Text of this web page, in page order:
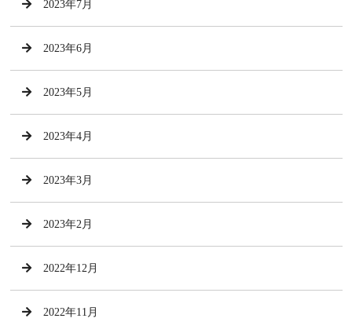
2023年7月
2023年6月
2023年5月
2023年4月
2023年3月
2023年2月
2022年12月
2022年11月